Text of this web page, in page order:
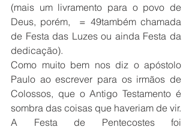
(mais um livramento para o povo de
Deus, porém,  = 49também chamada
de Festa das Luzes ou ainda Festa da
dedicação).
Como muito bem nos diz o apóstolo
Paulo ao escrever para os irmãos de
Colossos, que o Antigo Testamento é
sombra das coisas que haveriam de vir.
A Festa de Pentecostes foi